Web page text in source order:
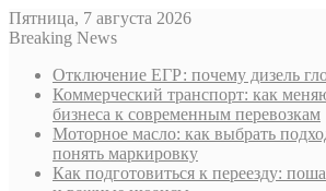
Пятница, 7 августа 2026
Breaking News
Отключение ЕГР: почему дизель
Коммерческий транспорт: как
бизнеса к современным перевозкам
Моторное масло: как выбрать
понять маркировку
Как подготовиться к переезду: